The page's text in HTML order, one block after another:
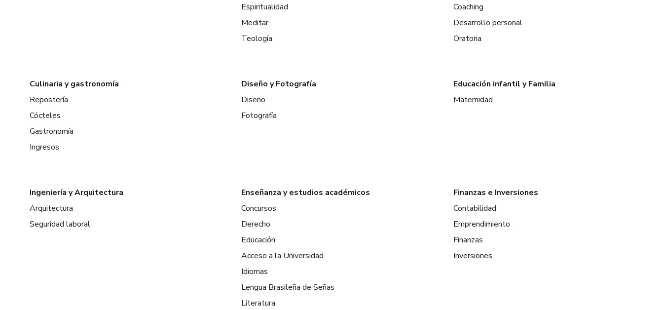
Espiritualidad
Meditar
Teología
Coaching
Desarrollo personal
Oratoria
Culinaria y gastronomía
Repostería
Cócteles
Gastronomía
Ingresos
Diseño y Fotografía
Diseño
Fotografía
Educación infantil y Familia
Maternidad
Ingeniería y Arquitectura
Arquitectura
Seguridad laboral
Enseñanza y estudios académicos
Concursos
Derecho
Educación
Acceso a la Universidad
Idiomas
Lengua Brasileña de Señas
Literatura
Finanzas e Inversiones
Contabilidad
Emprendimiento
Finanzas
Inversiones